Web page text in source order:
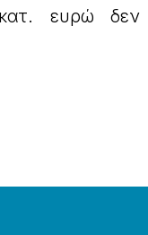
ευρώ δεν